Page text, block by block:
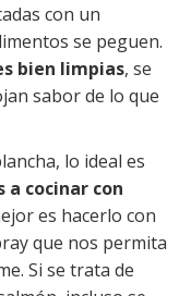
con un
se peguen.
bien limpias, se
sabor de lo que
lo ideal es
cocinar con
es hacerlo con
que nos permita
Si se trata de